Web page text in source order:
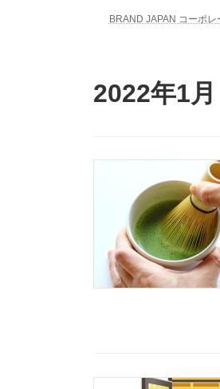
BRAND JAPAN コーポレ
2022年1月